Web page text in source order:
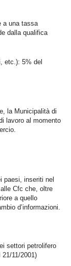
a una tassa
dalla qualifica
etc.): 5% del
la Municipalità di
lavoro al momento
paesi, inseriti nel
Cfc che, oltre
a quello
d’informazioni.
settori petrolifero
11/2001)